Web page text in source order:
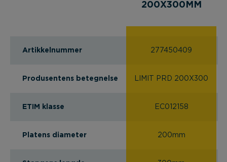
Artikkelnummer
Produsentens betegnelse
ETIM klasse
Platens diameter
200X300MM
277450409
LIMIT PRD 200X300
EC012158
200mm